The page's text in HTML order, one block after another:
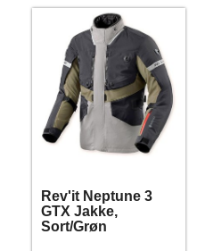
Rev'it Neptune 3
GTX Jakke,
Sort/Grøn